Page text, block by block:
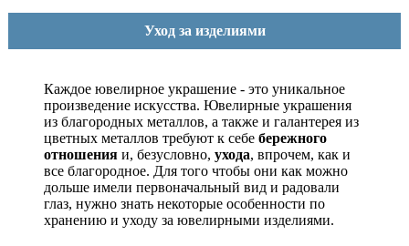
Уход за изделиями
Каждое ювелирное украшение - это уникальное
произведение искусства. Ювелирные украшения
из благородных металлов, а также и галантерея из
цветных металлов требуют к себе бережного
отношения и, безусловно, ухода, впрочем, как и
все благородное. Для того чтобы они как можно
дольше имели первоначальный вид и радовали
глаз, нужно знать некоторые особенности по
хранению и уходу за ювелирными изделиями.